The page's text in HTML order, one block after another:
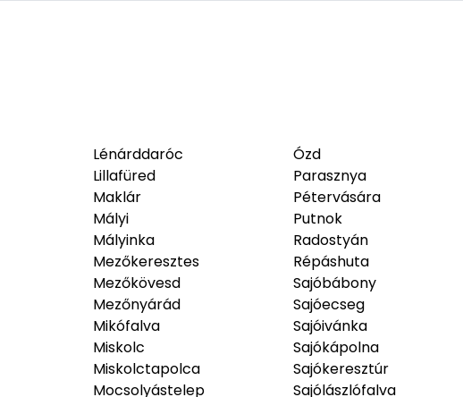
Lénárddaróc
Lillafüred
Maklár
Mályi
Mályinka
Mezőkeresztes
Mezőkövesd
Mezőnyárád
Mikófalva
Miskolc
Miskolctapolca
Mocsolyástelep
Ózd
Parasznya
Pétervására
Putnok
Radostyán
Répáshuta
Sajóbábony
Sajóecseg
Sajóivánka
Sajókápolna
Sajókeresztúr
Sajólászlófalva